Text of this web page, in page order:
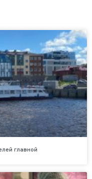
главной